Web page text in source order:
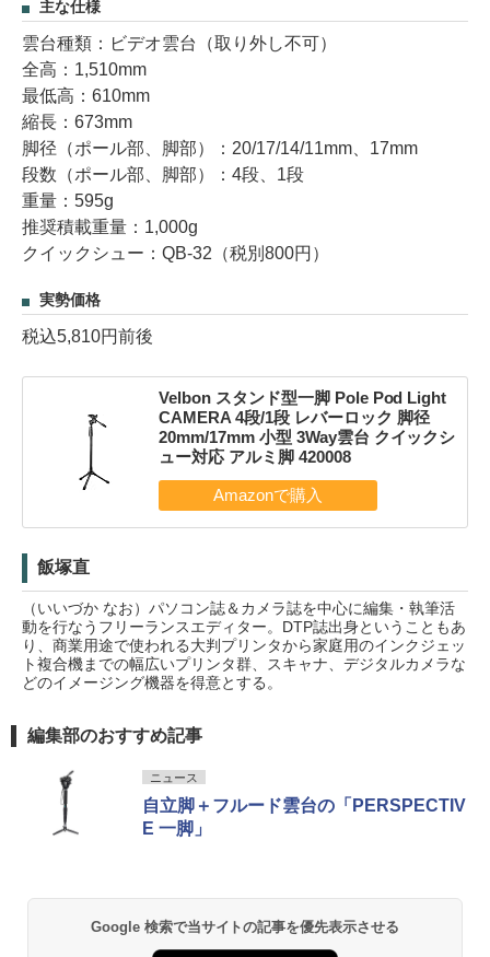
主な仕様
雲台種類：ビデオ雲台（取り外し不可）
全高：1,510mm
最低高：610mm
縮長：673mm
脚径（ポール部、脚部）：20/17/14/11mm、17mm
段数（ポール部、脚部）：4段、1段
重量：595g
推奨積載重量：1,000g
クイックシュー：QB-32（税別800円）
実勢価格
税込5,810円前後
Velbon スタンド型一脚 Pole Pod Light
CAMERA 4段/1段 レバーロック 脚径
20mm/17mm 小型 3Way雲台 クイックシ
ュー対応 アルミ脚 420008
飯塚直
（いいづか なお）パソコン誌＆カメラ誌を中心に編集・執筆活
動を行なうフリーランスエディター。DTP誌出身ということもあ
り、商業用途で使われる大判プリンタから家庭用のインクジェッ
ト複合機までの幅広いプリンタ群、スキャナ、デジタルカメラな
どのイメージング機器を得意とする。
編集部のおすすめ記事
ニュース
自立脚＋フルード雲台の「PERSPECTIV
E 一脚」
Google 検索で当サイトの記事を優先表示させる